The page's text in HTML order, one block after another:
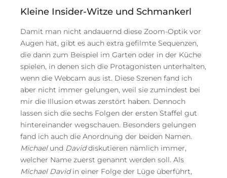
Kleine Insider-Witze und Schmankerl
Damit man nicht andauernd diese Zoom-Optik vor
Augen hat, gibt es auch extra gefilmte Sequenzen,
die dann zum Beispiel im Garten oder in der Küche
spielen, in denen sich die Protagonisten unterhalten,
wenn die Webcam aus ist. Diese Szenen fand ich
aber nicht immer gelungen, weil sie zumindest bei
mir die Illusion etwas zerstört haben. Dennoch
lassen sich die sechs Folgen der ersten Staffel gut
hintereinander wegschauen. Besonders gelungen
fand ich auch die Anordnung der beiden Namen.
Michael und Daviddiskutieren nämlich immer,
welcher Name zuerst genannt werden soll. Als
Michael Davidin einer Folge der Lüge überführt,